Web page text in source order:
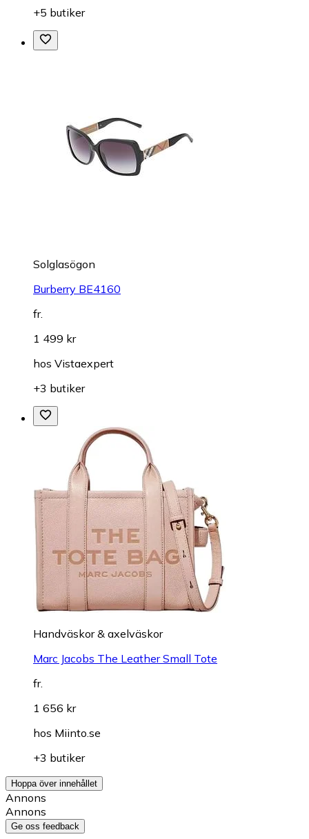
+5 butiker
Solglasögon
Burberry BE4160
fr.
1 499 kr
hos Vistaexpert
+3 butiker
Handväskor & axelväskor
Marc Jacobs The Leather Small Tote
fr.
1 656 kr
hos Miinto.se
+3 butiker
Hoppa över innehållet
Annons
Annons
Ge oss feedback